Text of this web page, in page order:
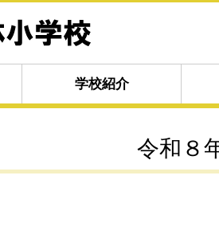
学校紹介
令和８